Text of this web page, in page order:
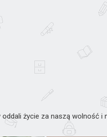
życie za naszą wolność i